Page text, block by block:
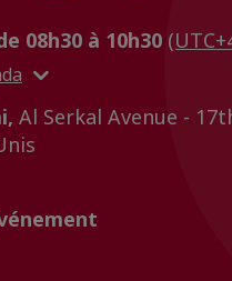
08h30 à 10h30
Al Serkal Avenue -